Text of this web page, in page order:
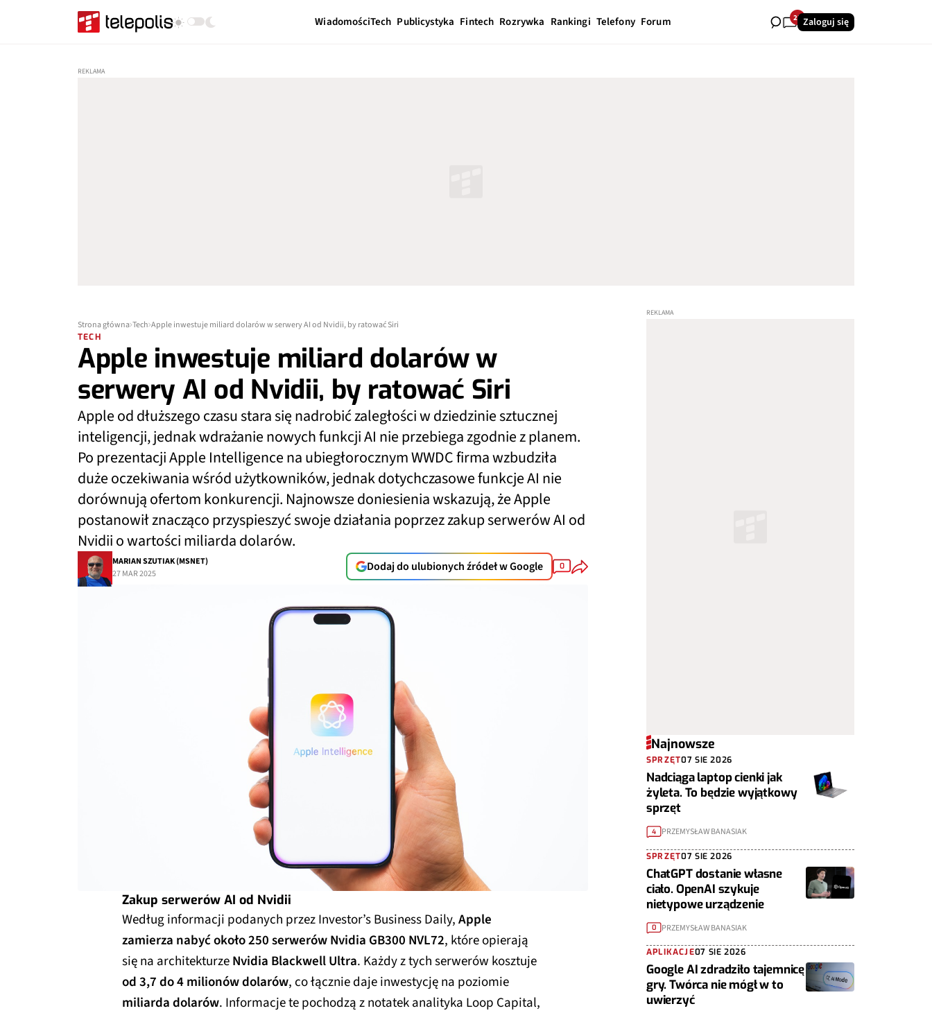
WiadomościTech Publicystyka Fintech Rozrywka Rankingi Telefony Forum 22Zaloguj się
Strona główna Tech Apple inwestuje miliard dolarów w serwery AI od Nvidii, by ratować Siri
TECH
Apple inwestuje miliard dolarów w
serwery AI od Nvidii, by ratować Siri
Apple od dłuższego czasu stara się nadrobić zaległości w dziedzinie sztucznej
inteligencji, jednak wdrażanie nowych funkcji AI nie przebiega zgodnie z planem.
Po prezentacji Apple Intelligence na ubiegłorocznym WWDC firma wzbudziła
duże oczekiwania wśród użytkowników, jednak dotychczasowe funkcje AI nie
dorównują ofertom konkurencji. Najnowsze doniesienia wskazują, że Apple
postanowił znacząco przyspieszyć swoje działania poprzez zakup serwerów AI od
Nvidii o wartości miliarda dolarów.
MARIAN SZUTIAK (MSNET)
27 MAR 2025
Dodaj do ulubionych źródeł w Google 0
Zakup serwerów AI od Nvidii
Według informacji podanych przez Investor’s Business Daily,Apple
zamierza nabyć około 250 serwerów Nvidia GB300 NVL72, które opierają
się na architekturzeNvidia Blackwell Ultra. Każdy z tych serwerów kosztuje
od 3,7 do 4 milionów dolarów, co łącznie daje inwestycję na poziomie
miliarda dolarów. Informacje te pochodzą z notatek analityka Loop Capital,
Najnowsze
SPRZĘT07 SIE 2026
Nadciąga laptop cienki jak
żyleta. To będzie wyjątkowy
sprzęt
4 PRZEMYSŁAW BANASIAK
SPRZĘT07 SIE 2026
ChatGPT dostanie własne
ciało. OpenAI szykuje
nietypowe urządzenie
0 PRZEMYSŁAW BANASIAK
APLIKACJE07 SIE 2026
Google AI zdradziło tajemnicę
gry. Twórca nie mógł w to
uwierzyć